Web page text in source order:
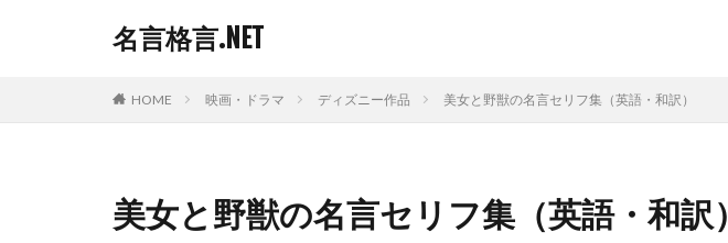
名言格言.NET
HOME 映画・ドラマ ディズニー作品 美女と野獣の名言セリフ集（英語・和訳）
美女と野獣の名言セリフ集（英語・和訳）